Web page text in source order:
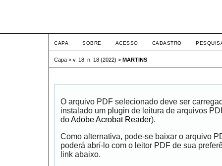
CAPA SOBRE ACESSO CADASTRO
Capa > v. 18, n. 18 (2022) > MARTINS
O arquivo PDF selecionado deve ser
instalado um plugin de leitura de arquivos
doAdobe Acrobat Reader).
Como alternativa, pode-se baixar o arquivo
poderá abrí-lo com o leitor PDF de sua
link abaixo.